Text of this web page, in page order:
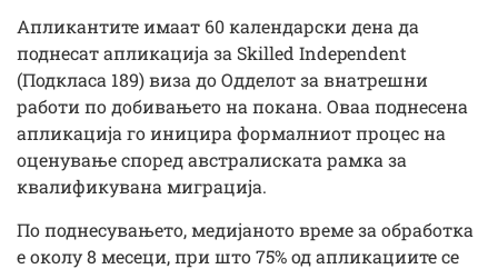
Апликантите имаат 60 календарски дена да
поднесат апликација за Skilled Independent
(Подкласа 189) виза до Одделот за внатрешни
работи по добивањето на покана. Оваа поднесена
апликација го иницира формалниот процес на
оценување според австралиската рамка за
квалификувана миграција.
По поднесувањето, медијаното време за обработка
е околу 8 месеци, при што 75% од апликациите се